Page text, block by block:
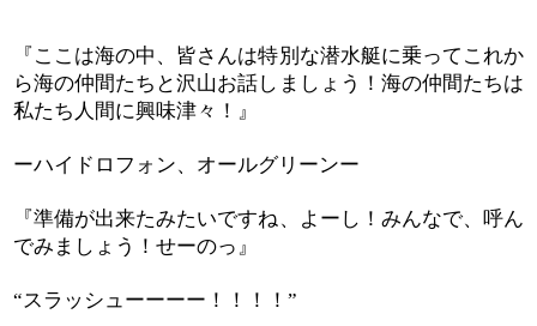
『ここは海の中、皆さんは特別な潜水艇に乗ってこれか
ら海の仲間たちと沢山お話しましょう！海の仲間たちは
私たち人間に興味津々！』
ーハイドロフォン、オールグリーンー
『準備が出来たみたいですね、よーし！みんなで、呼ん
でみましょう！せーのっ』
“スラッシューーーー！！！！”